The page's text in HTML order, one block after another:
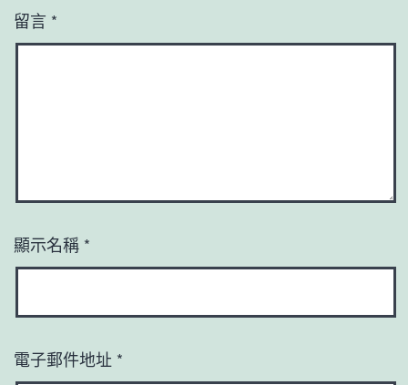
留言 *
顯示名稱 *
電子郵件地址 *